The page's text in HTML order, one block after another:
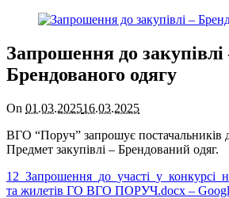
Запрошення до закупівлі
Брендованого одягу
On 01.03.202516.03.2025
ВГО “Поруч” запрошує постачальників
Предмет закупівлі – Брендований одяг.
та жилетів ГО ВГО ПОРУЧ.docx –